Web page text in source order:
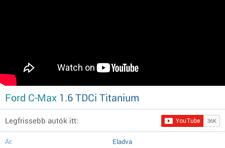
Ford C-Max 1.6 TDCi Titanium
Legfrissebb autók itt:
Ár: Eladva